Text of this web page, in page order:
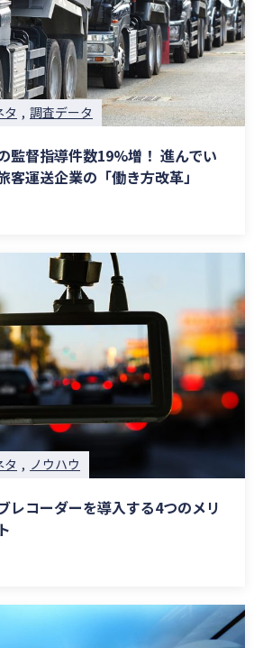
タ 調査データ
監督指導件数19%増！ 進んでい
客運送企業の「働き方改革」
タ ノウハウ
レコーダーを導入する4つのメリ